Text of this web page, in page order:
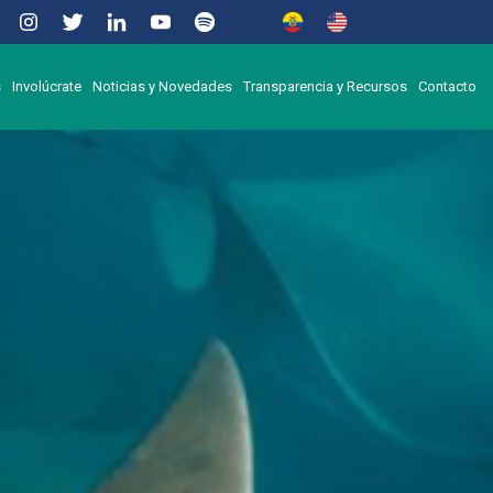
Involúcrate Noticias y Novedades Transparencia y Recursos Contacto